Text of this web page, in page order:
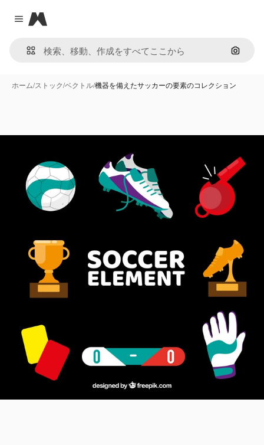
Close menu
Magnific
画像で
ホーム/ストック/ベクトル/機器を備えたサッカーの要素のコレクション